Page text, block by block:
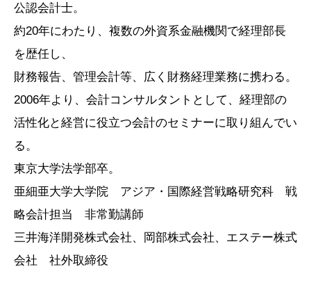
公認会計士。
約20年にわたり、複数の外資系金融機関で経理部長
を歴任し、
財務報告、管理会計等、広く財務経理業務に携わる。
2006年より、会計コンサルタントとして、経理部の
活性化と経営に役立つ会計のセミナーに取り組んでい
る。
東京大学法学部卒。
亜細亜大学大学院 アジア・国際経営戦略研究科 戦
略会計担当 非常勤講師
三井海洋開発株式会社、岡部株式会社、エステー株式
会社 社外取締役